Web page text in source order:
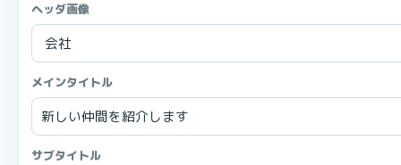
ヘッダ画像
メインタイトル
サブタイトル